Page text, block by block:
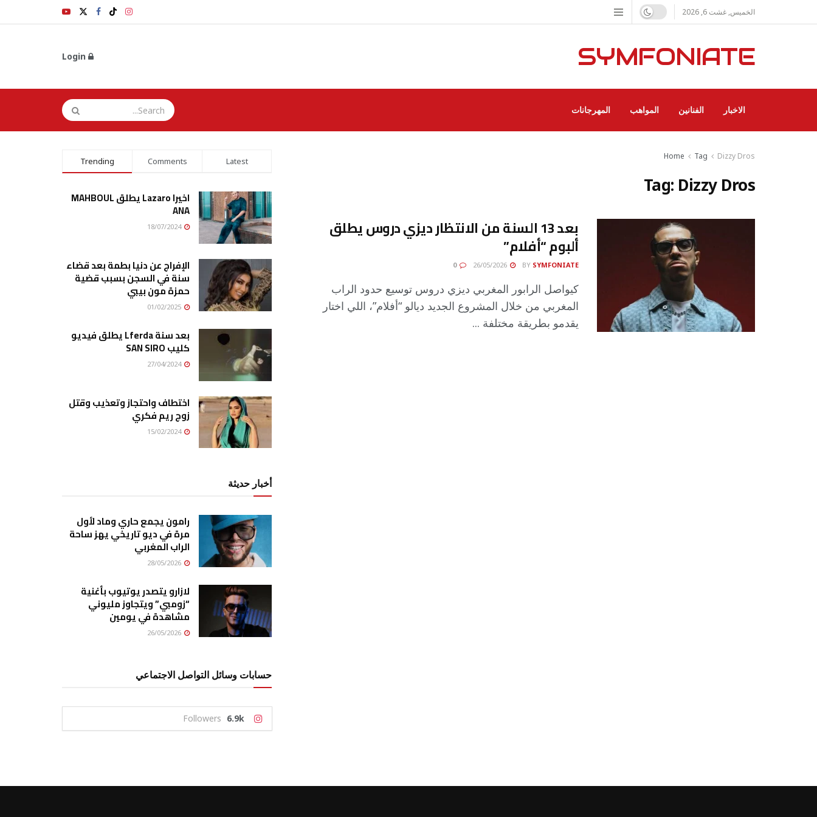
الخميس, غشت 6, 2026
SYMFONIATE
الاخبار الفنانين المواهب المهرجانات
Home Tag Dizzy Dros
Tag: Dizzy Dros
بعد 13 السنة من الانتظار ديزي دروس يطلق
ألبوم “أفلام”
BY SYMFONIATE
0
كيواصل الرابور المغربي ديزي دروس توسيع حدود الراب
المغربي من خلال المشروع الجديد ديالو “أفلام”، اللي اختار
يقدمو بطريقة مختلفة ...
Trending Comments Latest
اخيرا Lazaro يطلق MAHBOUL
ANA
18/07/2024
الإفراج عن دنيا بطمة بعد قضاء
سنة في السجن بسبب قضية
حمزة مون بيبي
بعد سنة Lferda يطلق فيديو
كليب SAN SIRO
27/04/2024
اختطاف واحتجاز وتعذيب وقتل
زوج ريم فكري
15/02/2024
أخبار حديثة
رامون يجمع حاري وماد لأول
مرة في ديو تاريخي يهز ساحة
الراب المغربي
لازارو يتصدر يوتيوب بأغنية
“زومبي” ويتجاوز مليوني
مشاهدة في يومين
حسابات وسائل التواصل الاجتماعي
6.9k
Followers